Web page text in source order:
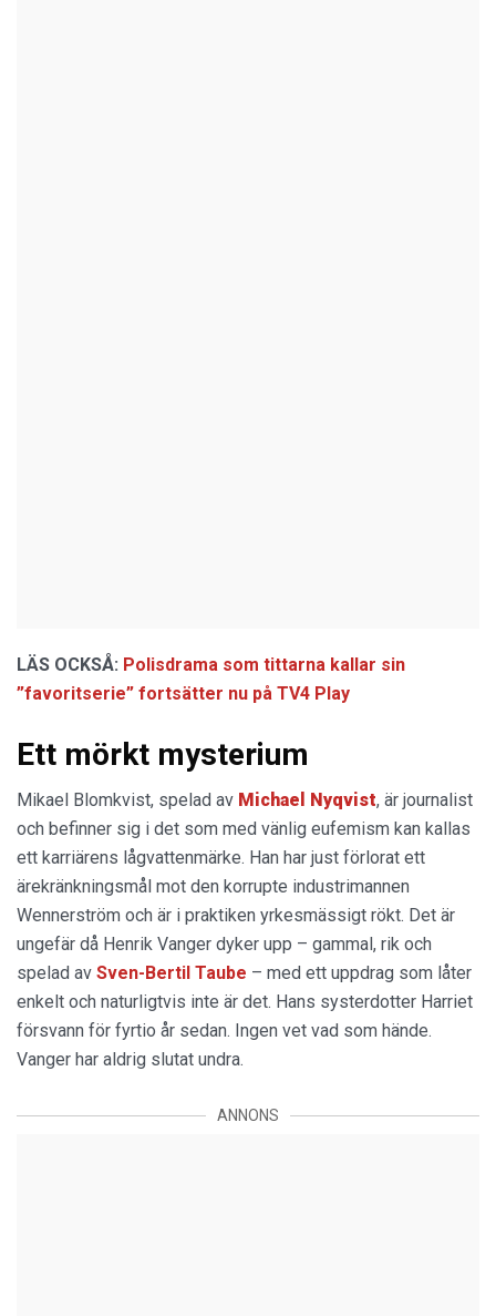
LÄS OCKSÅ: Polisdrama som tittarna kallar sin
”favoritserie” fortsätter nu på TV4 Play
Ett mörkt mysterium
Mikael Blomkvist, spelad av Michael Nyqvist, är journalist
och befinner sig i det som med vänlig eufemism kan kallas
ett karriärens lågvattenmärke. Han har just förlorat ett
ärekränkningsmål mot den korrupte industrimannen
Wennerström och är i praktiken yrkesmässigt rökt. Det är
ungefär då Henrik Vanger dyker upp – gammal, rik och
spelad av Sven-Bertil Taube – med ett uppdrag som låter
enkelt och naturligtvis inte är det. Hans systerdotter Harriet
försvann för fyrtio år sedan. Ingen vet vad som hände.
Vanger har aldrig slutat undra.
ANNONS